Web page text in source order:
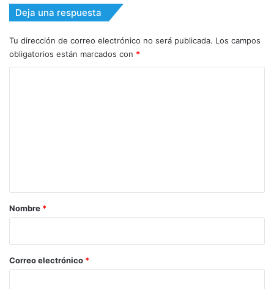
Deja una respuesta
Tu dirección de correo electrónico no será publicada. Los campos
obligatorios están marcados con *
r
*
Nombre *
Correo electrónico *